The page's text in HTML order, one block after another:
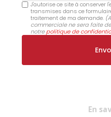
J'autorise ce site à conserver
transmises dans ce
traitement de ma demande.
commerciale ne sera faite
notrepolitique de
En